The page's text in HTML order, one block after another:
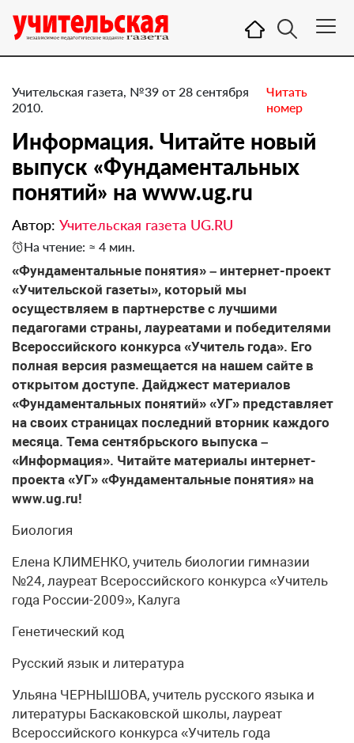
Учительская газета, №39 от 28 сентября
2010.
Читать
номер
Информация. Читайте новый
выпуск «Фундаментальных
понятий» на www.ug.ru
Автор: Учительская газета UG.RU
На чтение: ≈ 4 мин.
«Фундаментальные понятия» – интернет-проект
«Учительской газеты», который мы
осуществляем в партнерстве с лучшими
педагогами страны, лауреатами и победителями
Всероссийского конкурса «Учитель года». Его
полная версия размещается на нашем сайте в
открытом доступе. Дайджест материалов
«Фундаментальных понятий» «УГ» представляет
на своих страницах последний вторник каждого
месяца. Тема сентябрьского выпуска –
«Информация». Читайте материалы интернет-
проекта «УГ» «Фундаментальные понятия» на
www.ug.ru!
​Биология
Елена КЛИМЕНКО, учитель биологии гимназии
№24, лауреат Всероссийского конкурса «Учитель
года России-2009», Калуга
Генетический код
Русский язык и литература
Ульяна ЧЕРНЫШОВА, учитель русского языка и
литературы Баскаковской школы, лауреат
Всероссийского конкурса «Учитель года